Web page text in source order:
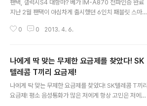
팬택, 갤럭시S4 대항마? 베가 IM-A870 전파인증 완료
지난 2월 팬택이 야심차게 출시했던 6인치 패블릿 스마트
트폰이 출시됩니다. 현재 스마트폰 시장은 5인치대의 스마
노트2가 꾸준히 높은 판매량을 보이고 있고, LG에서 출시
한 옵티머스G 프로도 큰 인기를 끌고 있습니다. 팬택이 출
시했던 베가NO6는 6인치의 큰 화면과 V터치 등 다양한
기능이 들어갔음에도 경쟁사 제품에 비해 큰 사랑을 받지
0 0 2013. 4. 6.
나에게 딱 맞는 무제한 요금제를 찾았다! SK
텔레콤 T끼리 요금제!
나에게 딱 맞는 무제한 요금제를 찾았다! SK텔레콤 T끼리
요금제! 평소 음성통화가 많은 저에게 항상 고민은 저에게